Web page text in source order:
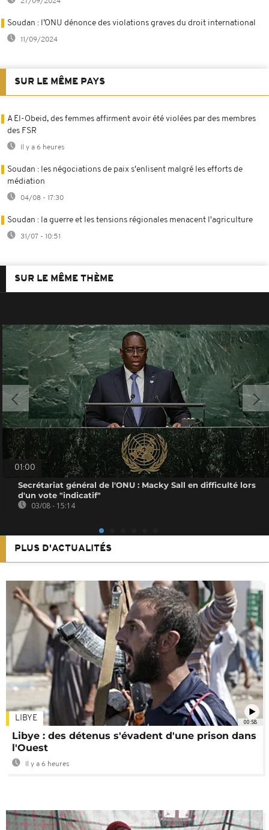
Soudan : l’ONU dénonce des violations graves du droit international
11/09/2024
SUR LE MÊME PAYS
A El-Obeid, des femmes affirment avoir été violées par des membres
des FSR
Il y a 6 heures
Soudan : les négociations de paix s'enlisent malgré les efforts de
médiation
04/08 - 17:30
Soudan : la guerre et les tensions régionales menacent l'agriculture
31/07 - 10:51
SUR LE MÊME THÈME
01:00
Secrétariat général de l'ONU : Macky Sall en difficulté lors
d'un vote "indicatif"
03/08 - 15:14
PLUS D'ACTUALITÉS
00:58
LIBYE
Libye : des détenus s'évadent d'une prison dans
l'Ouest
Il y a 6 heures